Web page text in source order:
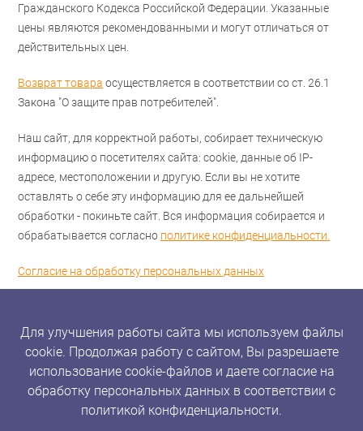
Гражданского Кодекса Российской Федерации. Указанные
цены являются рекомендованными и могут отличаться от
действительных цен.
Возврат товара осуществляется в соответствии со ст. 26.1
Закона "О защите прав потребителей".
Наш сайт, для корректной работы, собирает техническую
информацию о посетителях сайта: cookie, данные об IP-
адресе, местоположении и другую. Если вы не хотите
оставлять о себе эту информацию для ее дальнейшей
обработки - покиньте сайт. Вся информация собирается и
обрабатывается согласно политике конфиденциальности.
Согласие на обработку персональных данных
Для улучшения работы сайта мы используем файлы
cookie. Продолжая работу с сайтом, Вы разрешаете
использование cookie-файлов и даете согласие на
обработку персональных данных в соответствии с
политикой конфиденциальности.